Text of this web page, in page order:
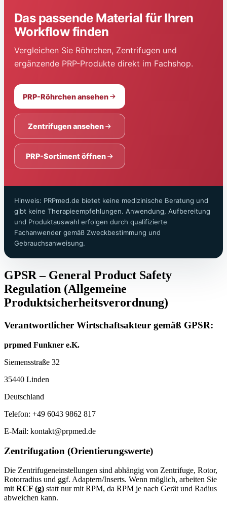
Das passende Material für Ihren
Workflow finden
Vergleichen Sie Röhrchen, Zentrifugen und
ergänzende PRP-Produkte direkt im Fachshop.
PRP-Röhrchen ansehen
Zentrifugen ansehen
PRP-Sortiment öffnen
Hinweis: PRPmed.de bietet keine medizinische Beratung und
gibt keine Therapieempfehlungen. Anwendung, Aufbereitung
und Produktauswahl erfolgen durch qualifizierte
Fachanwender gemäß Zweckbestimmung und
Gebrauchsanweisung.
GPSR – General Product Safety
Regulation (Allgemeine
Produktsicherheitsverordnung)
Verantwortlicher Wirtschaftsakteur gemäß GPSR:
prpmed Funkner e.K.
Siemensstraße 32
35440 Linden
Deutschland
Telefon: +49 6043 9862 817
E-Mail: kontakt@prpmed.de
Zentrifugation (Orientierungswerte)
Die Zentrifugeneinstellungen sind abhängig von Zentrifuge, Rotor,
Rotorradius und ggf. Adaptern/Inserts. Wenn möglich, arbeiten Sie
mitRCF (g) statt nur mit RPM, da RPM je nach Gerät und Radius
abweichen kann.